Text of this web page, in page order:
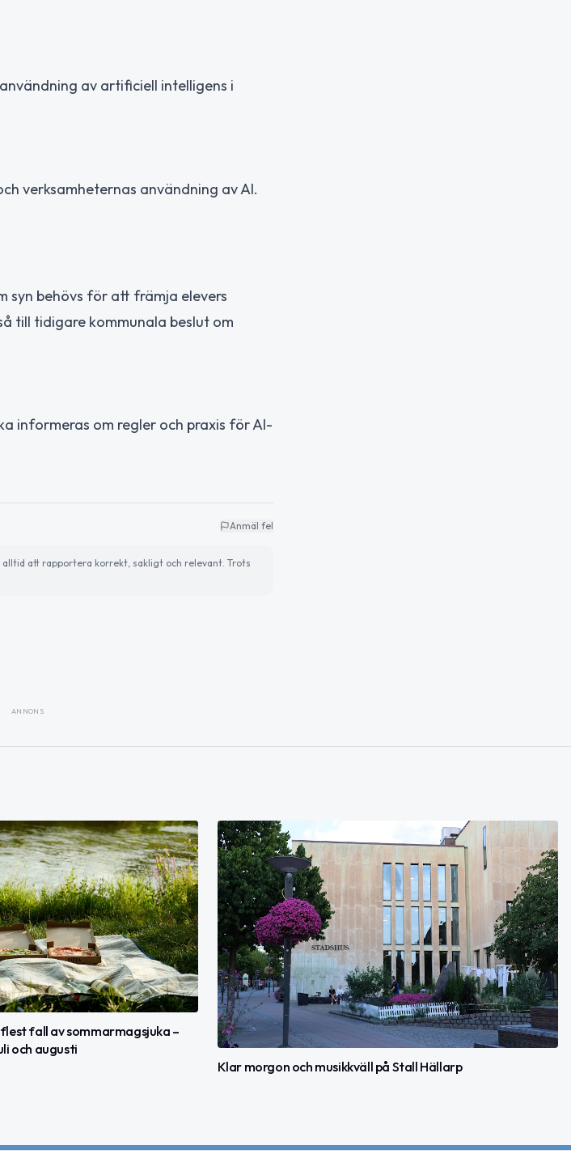
av artificiell intelligens i
verksamheternas användning av AI.
syn behövs för att främja elevers
till tidigare kommunala beslut om
informeras om regler och praxis för AI-
Anmäl fel
att rapportera korrekt, sakligt och relevant. Trots
ANNONS
fall av sommarmagsjuka –
och augusti
Klar morgon och musikkväll på Stall Hällarp